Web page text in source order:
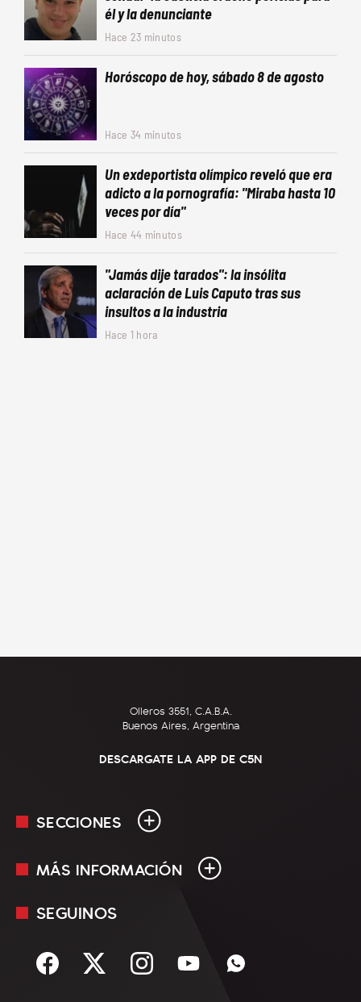
él y la denunciante
Hace 23 minutos
Horóscopo de hoy, sábado 8 de agosto
Hace 34 minutos
Un exdeportista olímpico reveló que era
adicto a la pornografía: "Miraba hasta 10
veces por día"
Hace 44 minutos
"Jamás dije tarados": la insólita
aclaración de Luis Caputo tras sus
insultos a la industria
Hace 1 hora
Olleros 3551, C.A.B.A.
Buenos Aires, Argentina
DESCARGATE LA APP DE C5N
SECCIONES
En Vivo
Sociedad
MÁS INFORMACIÓN
Mediakit
Términos y condiciones
SEGUINOS